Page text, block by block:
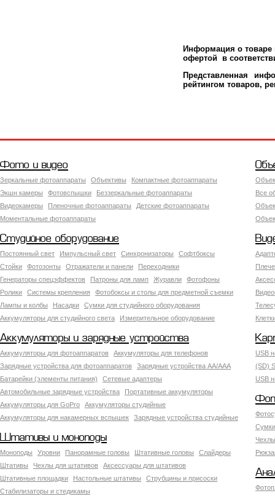
Информация о товаре
офертой в
Представленная
рейтингом товаров,
Фото и видео
Зеркальные фотоаппараты Объективы
Компактные фотоаппараты
Экшн камеры
Фотовспышки
Беззеркальные фотоаппараты
Видеокамеры
Пленочные фотоаппараты
Детские фотоаппараты
Моментальные фотоаппараты
Все
Студийное оборудование
Постоянный свет Импульсный свет Синхронизаторы
Софтбоксы
Стойки
Фотозонты Отражатели и панели
Переходники
Генераторы спецэффектов
Патроны для ламп Журавли
Фотофоны
Ролики
Системы крепления
Фотобоксы и столы для предметной съемки
Лампы и колбы
Насадки
Сумки для студийного оборудования
Аккумуляторы для студийного света
Измерительное оборудование
Аккумуляторы и зарядные устройства
Аккумуляторы для фотоаппаратов
Аккумуляторы для телефонов
Зарядные устройства для фотоаппаратов
Зарядные устройства AA/AAA
Батарейки (элементы питания)
Сетевые адаптеры
Автомобильные зарядные устройства
Портативные аккумуляторы
Аккумуляторы для GoPro
Аккумуляторы студийные
Аккумуляторы для накамерных вспышек
Зарядные устройства студийные
USB
(SD)
USB
Штативы и моноподы
Моноподы Уровни Панорамные головы Штативные головы
Слайдеры
Штативы
Чехлы для штативов
Аксессуары для штативов
Штативные площадки
Настольные штативы
Струбцины и присоски
Стабилизаторы и стедикамы